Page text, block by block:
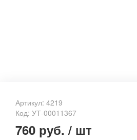
Артикул: 4219
Код: УТ-00011367
760 руб./ шт